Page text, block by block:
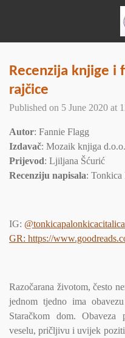
main
Recenzija knjige i
rajčice
Published on 5 June 2020 at
Autor: Fannie Flagg
Izdavač: Mozaik knjiga
Prijevod: Ljiljana Šćurić
Recenziju napisala: Tonkica
IG: @tonkicapalonkicacitalica
GR: https://
Razočarana životom, često
jednom tjedno ima
Staračkom dom. Obaveza
veselu, pričljivu i uvijek